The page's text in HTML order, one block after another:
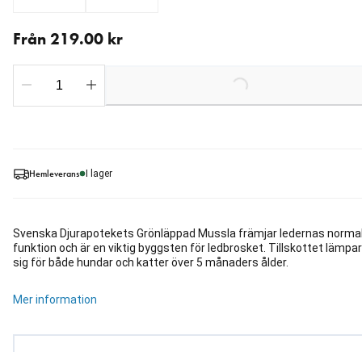
Hemleverans I lager
Svenska Djurapotekets Grönläppad Mussla främjar ledernas
funktion och är en viktig byggsten för ledbrosket. Tillskottet lämpar
sig för både hundar och katter över 5 månaders ålder.
Mer information
Från 219.00 kr